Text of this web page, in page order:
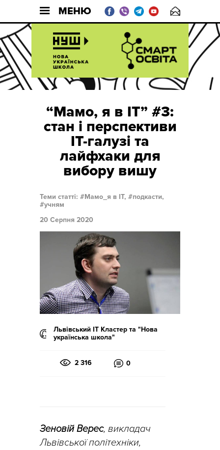
МЕНЮ
“Мамо, я в IT” #3:
стан і перспективи
IT-галузі та
лайфхаки для
вибору вишу
Теми статті: Мамо_я в IT,
подкасти,
учням
20 Серпня 2020
Львівський IT Кластер та "Нова
українська школа"
2 316 0
Зеновій Верес, викладач
Львівської політехніки,